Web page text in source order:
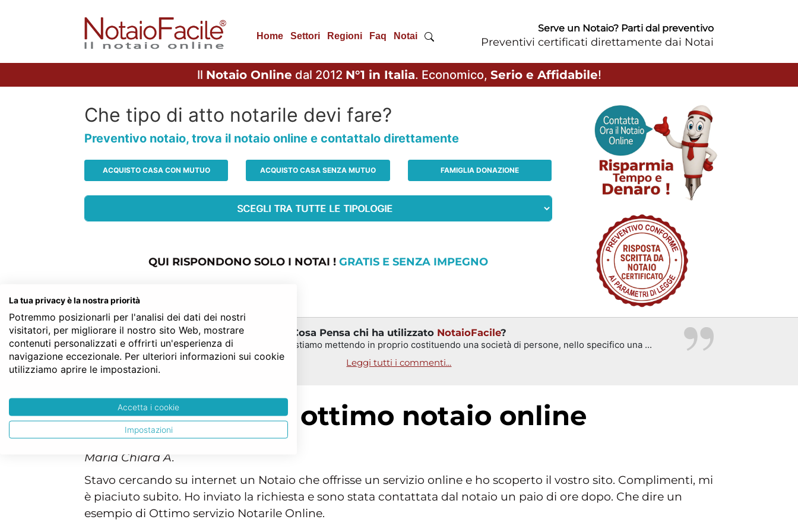
Home Settori Regioni Faq Notai
Serve un Notaio? Parti dal preventivo
Preventivi certificati direttamente dai Notai
Il Notaio Online dal 2012 N°1 in Italia. Economico, Serio e Affidabile!
Che tipo di atto notarile devi fare?
Preventivo notaio, trova il notaio online e contattalo direttamente
ACQUISTO CASA CON MUTUO ACQUISTO CASA SENZA MUTUO FAMIGLIA DONAZIONE
QUI RISPONDONO SOLO I NOTAI ! GRATIS E SENZA IMPEGNO
Cosa Pensa chi ha utilizzato NotaioFacile?
Arianna O.Io e degli ex colleghi ci stiamo mettendo in proprio costituendo una società di persone, nello specifico una ...
Leggi tutti i commenti...
commenti per: ottimo notaio online
Maria Chiara A.
Stavo cercando su internet un Notaio che offrisse un servizio online e ho scoperto il vostro sito. Complimenti, mi
è piaciuto subito. Ho inviato la richiesta e sono stata contattata dal notaio un paio di ore dopo. Che dire un
esempio di Ottimo servizio Notarile Online.
La tua privacy è la nostra priorità
Potremmo posizionarli per l'analisi dei dati dei nostri
visitatori, per migliorare il nostro sito Web, mostrare
contenuti personalizzati e offrirti un'esperienza di
navigazione eccezionale. Per ulteriori informazioni sui cookie
utilizziamo aprire le impostazioni.
Accetta i cookie
Impostazioni